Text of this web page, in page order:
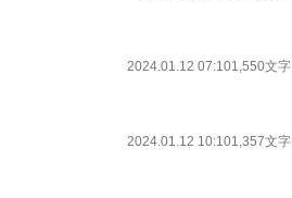
2024.01.12 07:101,550文字
2024.01.12 10:101,357文字